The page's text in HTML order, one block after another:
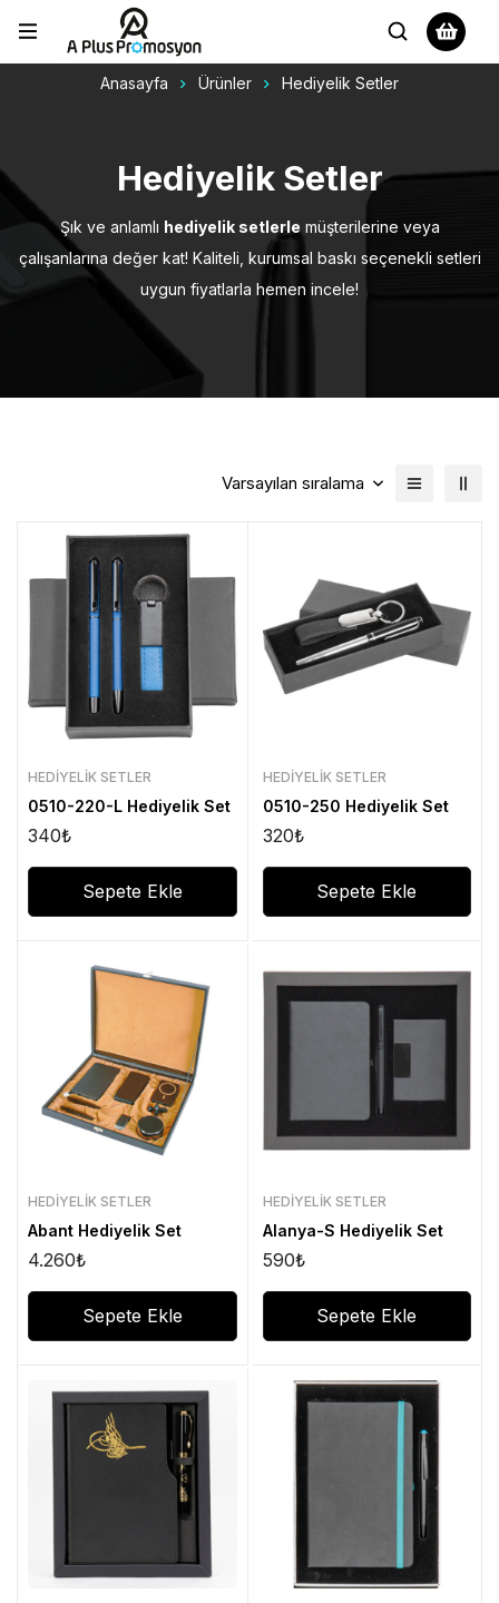
Anasayfa Ürünler Hediyelik Setler
Hediyelik Setler
Şık ve anlamlı hediyelik setlerle müşterilerine veya
çalışanlarına değer kat! Kaliteli, kurumsal baskı seçenekli setleri
uygun fiyatlarla hemen incele!
Varsayılan sıralama
HEDIYELIK SETLER
0510-220-L Hediyelik Set
340₺
Sepete Ekle
HEDIYELIK SETLER
0510-250 Hediyelik Set
320₺
Sepete Ekle
HEDIYELIK SETLER
Abant Hediyelik Set
4.260₺
Sepete Ekle
HEDIYELIK SETLER
Alanya-S Hediyelik Set
590₺
Sepete Ekle